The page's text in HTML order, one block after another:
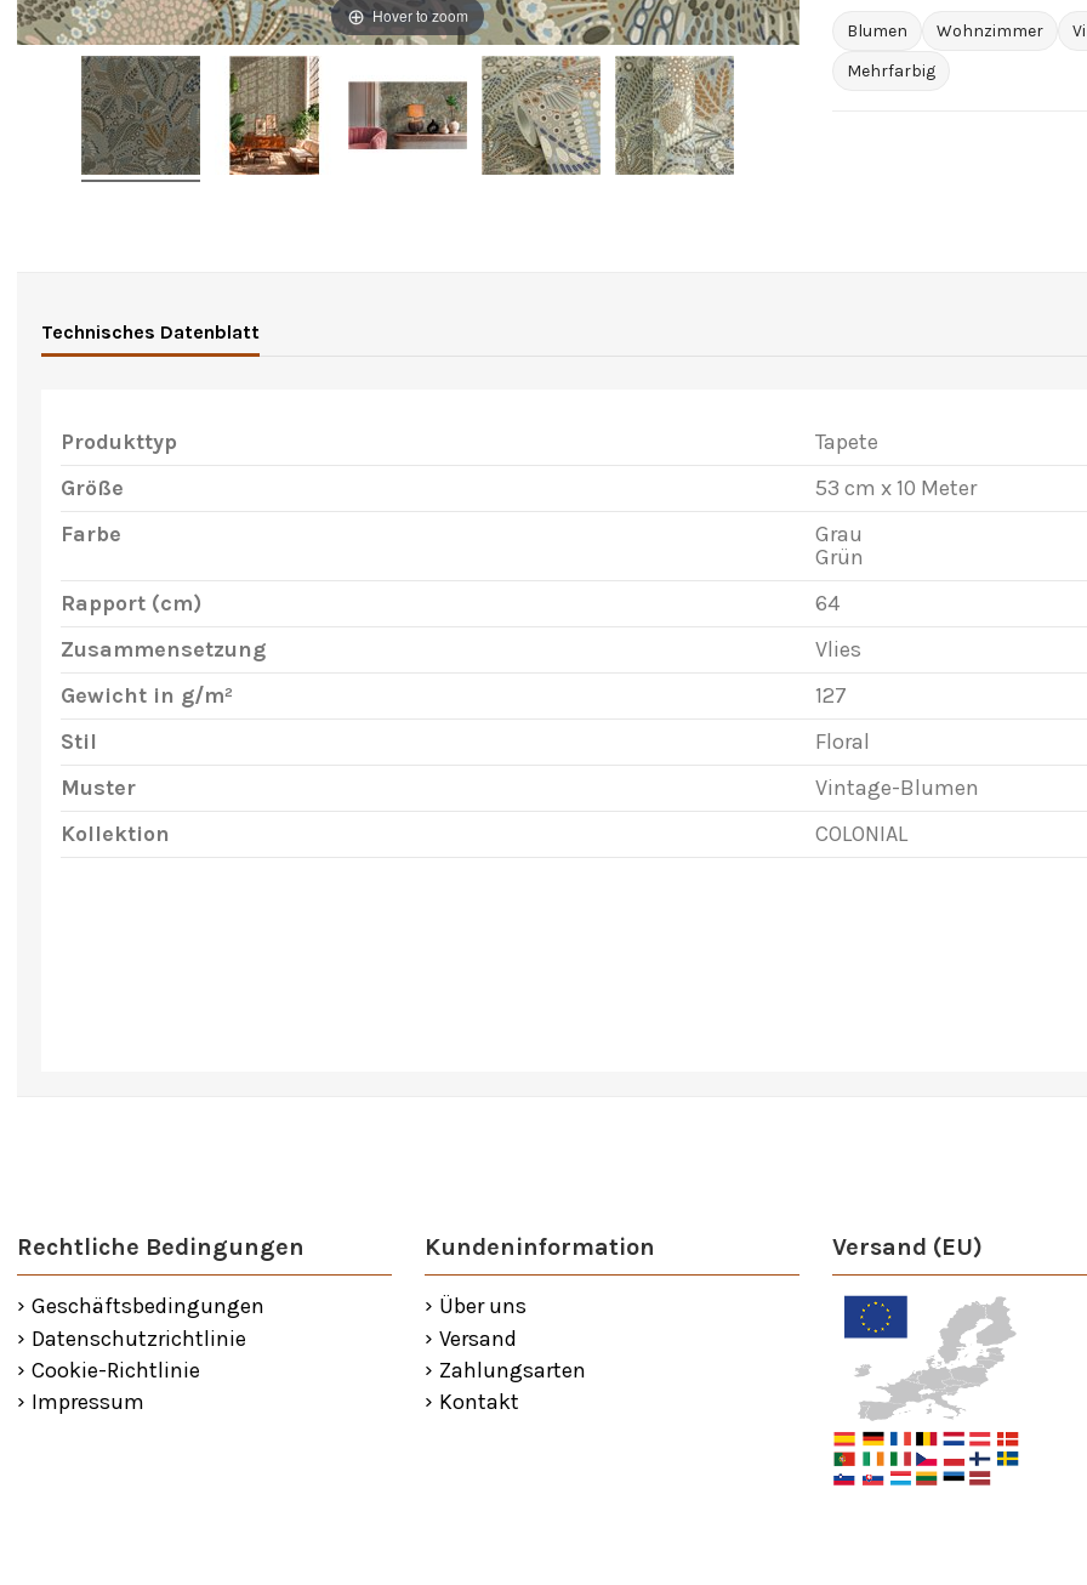
Hover to zoom
Blumen Wohnzimmer
Mehrfarbig
Technisches Datenblatt
Produkttyp
Tapete
Größe
53 cm x 10 Meter
Farbe
Grau
Grün
Rapport (cm)
64
Zusammensetzung
Vlies
Gewicht in g/m²
127
Stil
Floral
Muster
Vintage-Blumen
Kollektion
COLONIAL
Rechtliche Bedingungen
Geschäftsbedingungen
Datenschutzrichtlinie
Cookie-Richtlinie
Impressum
Kundeninformation
Über uns
Versand
Zahlungsarten
Kontakt
Versand (EU)